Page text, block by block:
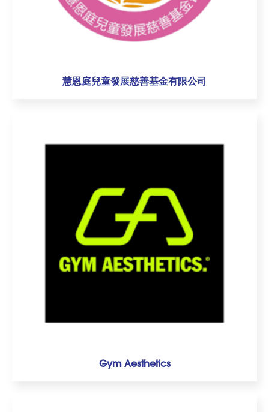
慧恩庭兒童發展慈善基金有限公司
Gym Aesthetics